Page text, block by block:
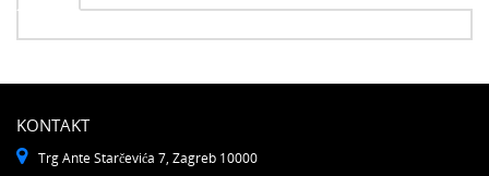
KONTAKT
Trg Ante Starčevića 7, Zagreb 10000